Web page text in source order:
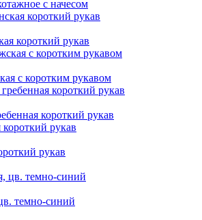
с начесом
короткий рукав
с коротким рукавом
короткий рукав
рукав
темно-синий